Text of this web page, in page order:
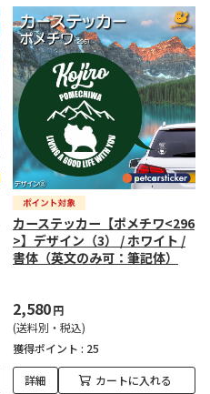
カーステッカー【ポメチワ<296
>】デザイン（3） / ホワイト /
書体（英文のみ可：筆記体）
2,580円
(送料別・税込)
獲得ポイント : 25
詳細 カートに入れる